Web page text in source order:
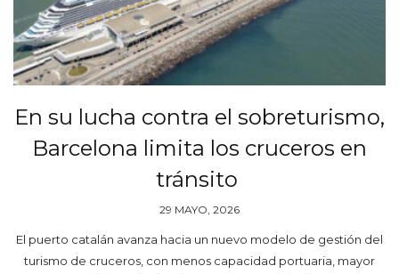
En su lucha contra el sobreturismo,
Barcelona limita los cruceros en
tránsito
29 MAYO, 2026
El puerto catalán avanza hacia un nuevo modelo de gestión del
turismo de cruceros, con menos capacidad portuaria, mayor